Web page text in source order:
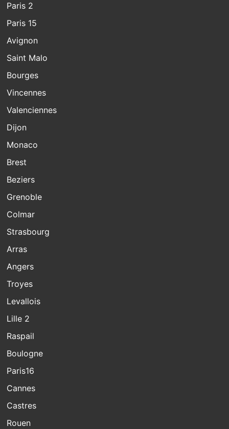
Paris 2
Paris 15
Avignon
Saint Malo
Bourges
Vincennes
Valenciennes
Dijon
Monaco
Brest
Beziers
Grenoble
Colmar
Strasbourg
Arras
Angers
Troyes
Levallois
Lille 2
Raspail
Boulogne
Paris16
Cannes
Castres
Rouen